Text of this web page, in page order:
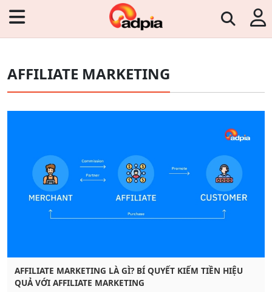
AFFILIATE MARKETING
AFFILIATE MARKETING LÀ GÌ? BÍ QUYẾT KIẾM TIỀN HIỆU
QUẢ VỚI AFFILIATE MARKETING